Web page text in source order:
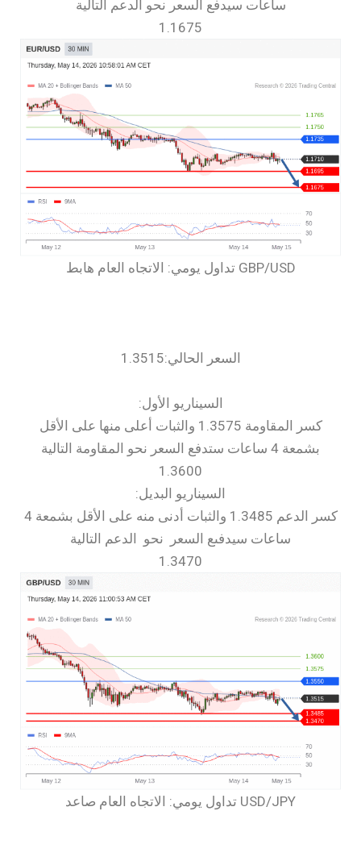
ساعات سيدفع السعر نحو الدعم التالية
1.1675
السعر الحالي:1.3515
السيناريو الأول:
كسر المقاومة 1.3575 والثبات أعلى منها على الأقل
بشمعة 4 ساعات ستدفع السعر نحو المقاومة التالية
1.3600
السيناريو البديل:
كسر الدعم 1.3485 والثبات أدنى منه على الأقل بشمعة 4
ساعات سيدفىع السعر نحو الدعم التالية
1.3470